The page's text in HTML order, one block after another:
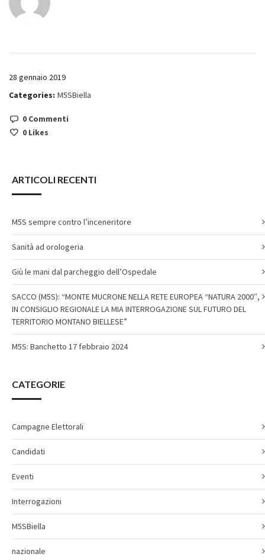
28 gennaio 2019
Categories: M5SBiella
0 Commenti
0 Likes
ARTICOLI RECENTI
M5S sempre contro l’inceneritore
Sanità ad orologeria
Giù le mani dal parcheggio dell’Ospedale
SACCO (M5S): “MONTE MUCRONE NELLA RETE EUROPEA “NATURA 2000″,
IN CONSIGLIO REGIONALE LA MIA INTERROGAZIONE SUL FUTURO DEL
TERRITORIO MONTANO BIELLESE”
M5S: Banchetto 17 febbraio 2024
CATEGORIE
Campagne Elettorali
Candidati
Eventi
Interrogazioni
M5SBiella
nazionale